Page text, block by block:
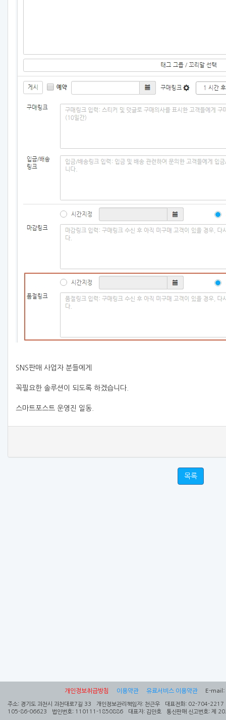
SNS판매 사업자 분들에게
꼭필요한 솔루션이 되도록 하겠습니다.
스마트포스트 운영진 일동.
목록
개인정보취급방침 이용약관 유료서비스 이용약관E-mail:
주소: 경기도 과천시 과천대로7길 33 개인정보관리책임자: 천근우 대표전화: 02-704-2217
105-86-06623
법인번호: 110111-1850886 대표자: 김만호 통신판매 신고번호: 제